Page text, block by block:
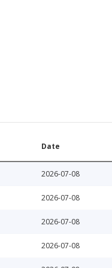
Date
2026-07-08
2026-07-08
2026-07-08
2026-07-08